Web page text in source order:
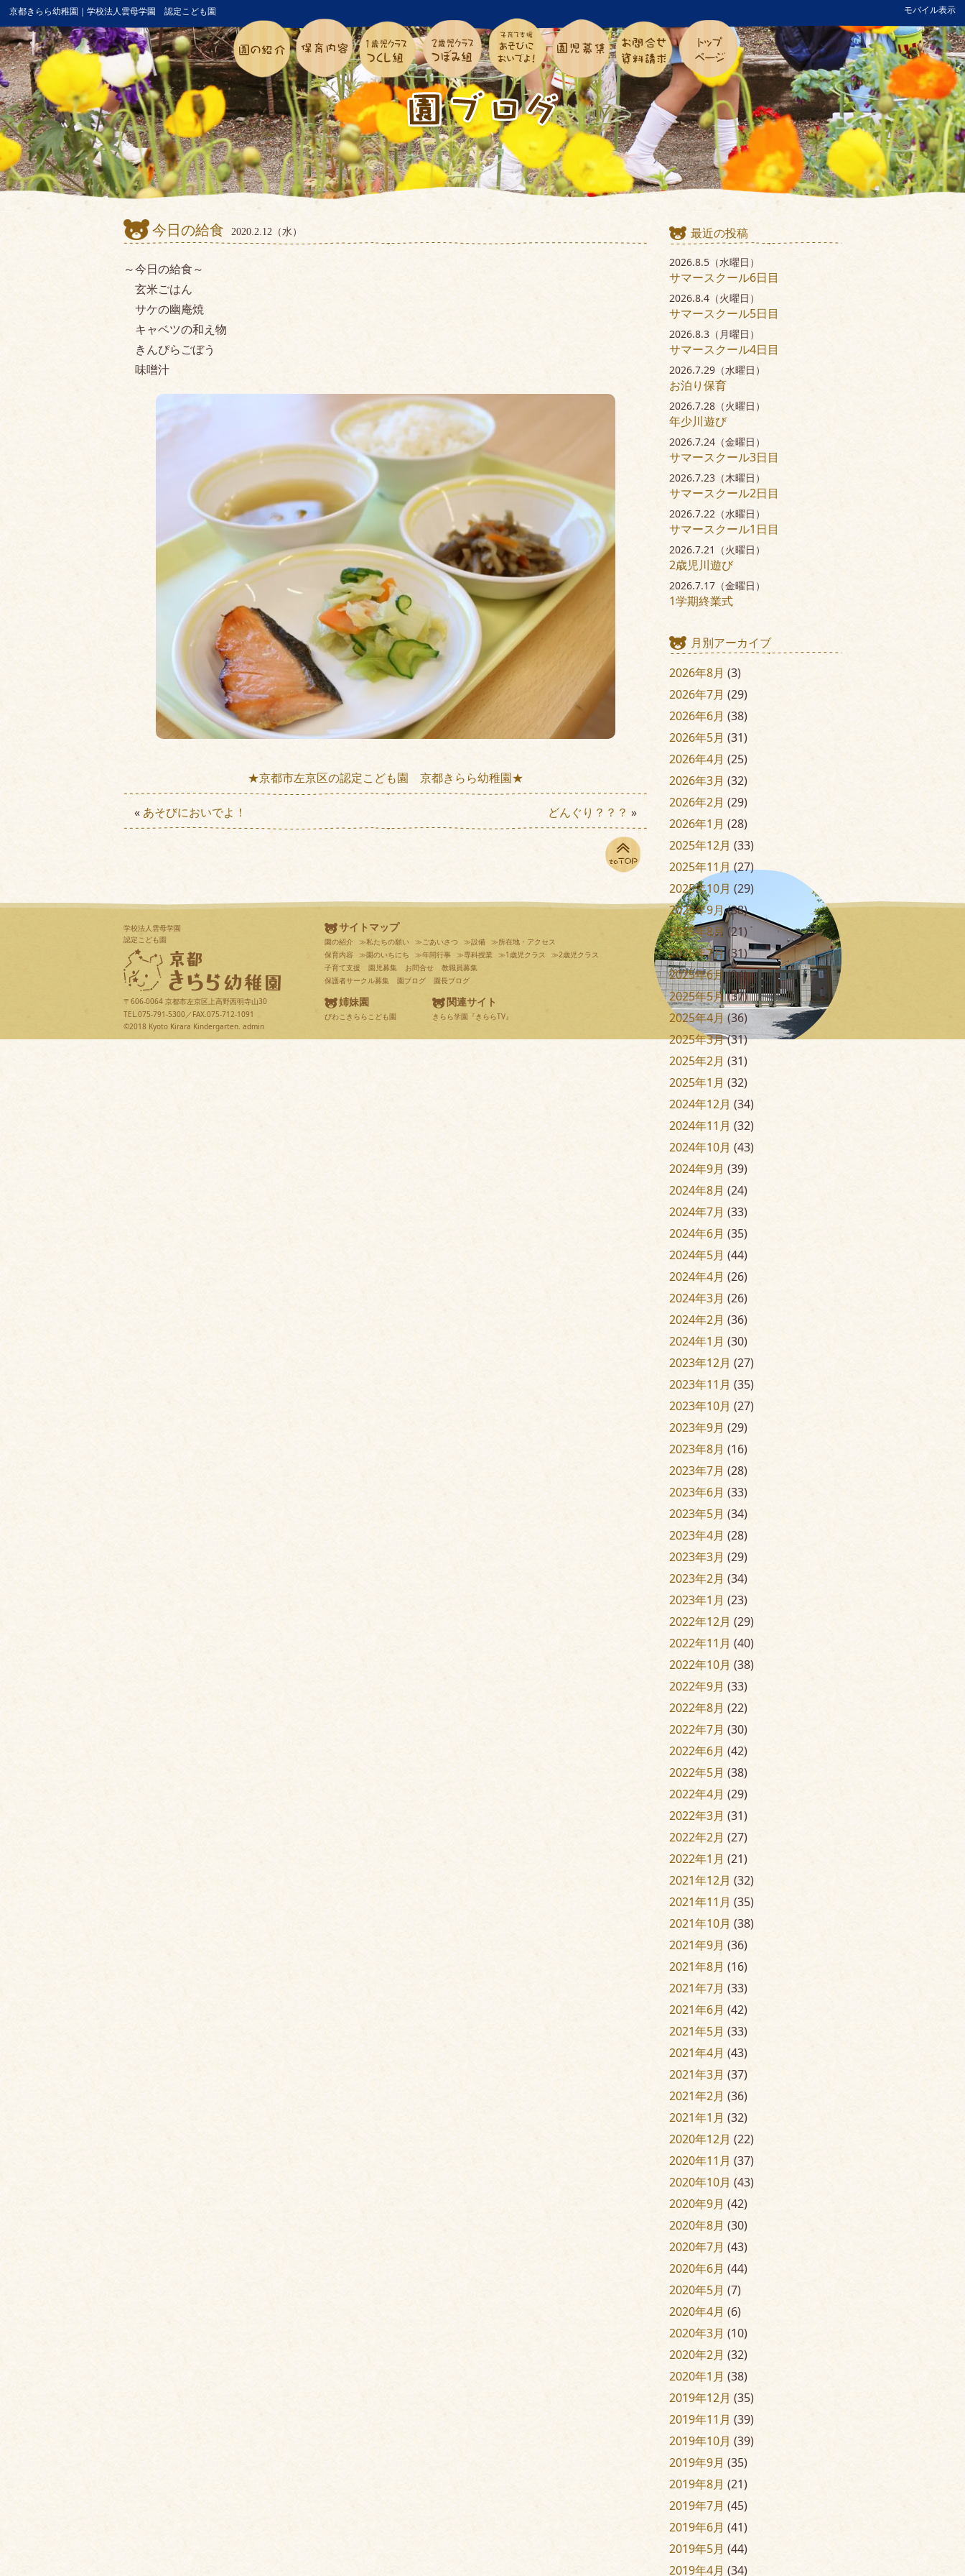
京都きらら幼稚園｜学校法人雲母学園 認定こども園 モバイル表示
今日の給食 2020.2.12（水）
～今日の給食～
玄米ごはん
サケの幽庵焼
キャベツの和え物
きんぴらごぼう
味噌汁
★京都市左京区の認定こども園 京都きらら幼稚園★
« あそびにおいでよ！ どんぐり？？？ »
最近の投稿
2026.8.5（水曜日）
サマースクール6日目
2026.8.4（火曜日）
サマースクール5日目
2026.8.3（月曜日）
サマースクール4日目
2026.7.29（水曜日）
お泊り保育
2026.7.28（火曜日）
年少川遊び
2026.7.24（金曜日）
サマースクール3日目
2026.7.23（木曜日）
サマースクール2日目
2026.7.22（水曜日）
サマースクール1日目
2026.7.21（火曜日）
2歳児川遊び
2026.7.17（金曜日）
1学期終業式
月別アーカイブ
2026年8月 (3)
2026年7月 (29)
2026年6月 (38)
2026年5月 (31)
2026年4月 (25)
2026年3月 (32)
2026年2月 (29)
2026年1月 (28)
2025年12月 (33)
2025年11月(27)
2025年10月 (29)
2025年9月(38)
2025年8月 (21)
2025年7月(31)
2025年6月(34)
2025年5月(37)
2025年4月(36)
2025年3月(31)
2025年2月 (31)
2025年1月 (32)
2024年12月 (34)
2024年11月 (32)
2024年10月 (43)
2024年9月 (39)
2024年8月 (24)
2024年7月 (33)
2024年6月 (35)
2024年5月 (44)
2024年4月 (26)
2024年3月 (26)
2024年2月 (36)
2024年1月 (30)
2023年12月 (27)
2023年11月 (35)
2023年10月 (27)
2023年9月 (29)
2023年8月 (16)
2023年7月 (28)
2023年6月 (33)
2023年5月 (34)
2023年4月 (28)
2023年3月 (29)
2023年2月 (34)
2023年1月 (23)
2022年12月 (29)
2022年11月 (40)
2022年10月 (38)
2022年9月 (33)
2022年8月 (22)
2022年7月 (30)
2022年6月 (42)
2022年5月 (38)
2022年4月 (29)
2022年3月 (31)
2022年2月 (27)
2022年1月 (21)
2021年12月 (32)
2021年11月 (35)
2021年10月 (38)
2021年9月 (36)
2021年8月 (16)
2021年7月 (33)
2021年6月 (42)
2021年5月 (33)
2021年4月 (43)
2021年3月 (37)
2021年2月 (36)
2021年1月 (32)
2020年12月 (22)
2020年11月 (37)
2020年10月 (43)
2020年9月 (42)
2020年8月 (30)
2020年7月 (43)
2020年6月 (44)
2020年5月 (7)
2020年4月 (6)
2020年3月 (10)
2020年2月 (32)
2020年1月 (38)
2019年12月 (35)
2019年11月 (39)
2019年10月 (39)
2019年9月 (35)
2019年8月 (21)
2019年7月 (45)
2019年6月 (41)
2019年5月 (44)
2019年4月 (34)
学校法人雲母学園
認定こども園
〒606-0064 京都市左京区上高野西明寺山30
TEL.075-791-5300／FAX.075-712-1091
©2018 Kyoto Kirara Kindergarten. admin
サイトマップ
園の紹介 ≫私たちの願い ≫ごあいさつ ≫設備 ≫所在地・アクセス
保育内容
≫園のいちにち ≫年間行事 ≫専科授業 ≫1歳児クラス
≫2歳児クラス
子育て支援
園児募集 お問合せ
教職員募集
保護者サークル募集
園ブログ 園長ブログ
姉妹園
びわこきららこども園
関連サイト
きらら学園『きららTV』